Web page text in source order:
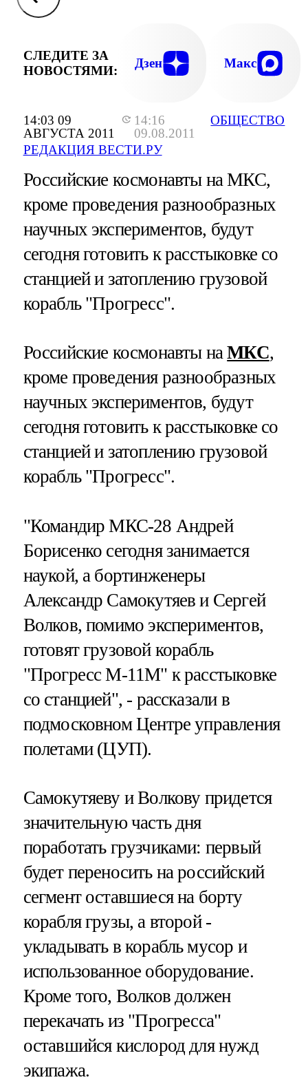
14:03 09
АВГУСТА 2011
14:16
09.08.2011
РЕДАКЦИЯ ВЕСТИ.РУ
ОБЩЕСТВО
СЛЕДИТЕ ЗА
НОВОСТЯМИ:
Дзен Макс
Российские космонавты на МКС,
кроме проведения разнообразных
научных экспериментов, будут
сегодня готовить к расстыковке со
станцией и затоплению грузовой
корабль "Прогресс".
Российские космонавты наМКС,
кроме проведения разнообразных
научных экспериментов, будут
сегодня готовить к расстыковке со
станцией и затоплению грузовой
корабль "Прогресс".
"Командир МКС-28 Андрей
Борисенко сегодня занимается
наукой, а бортинженеры
Александр Самокутяев и Сергей
Волков, помимо экспериментов,
готовят грузовой корабль
"Прогресс М-11М" к расстыковке
со станцией", - рассказали в
подмосковном Центре управления
полетами (ЦУП).
Самокутяеву и Волкову придется
значительную часть дня
поработать грузчиками: первый
будет переносить на российский
сегмент оставшиеся на борту
корабля грузы, а второй -
укладывать в корабль мусор и
использованное оборудование.
Кроме того, Волков должен
перекачать из "Прогресса"
оставшийся кислород для нужд
экипажа.